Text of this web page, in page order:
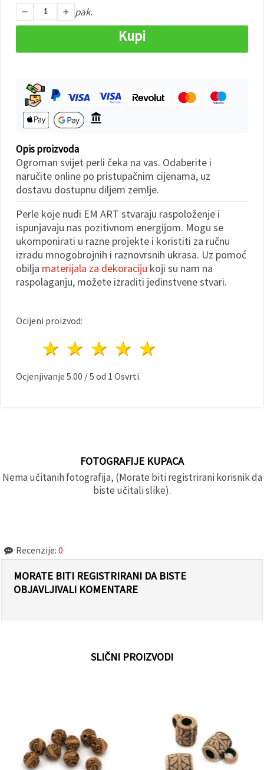
Prihvati
sve
pak.
Kupi
Opis proizvoda
Ogroman svijet perli čeka na vas. Odaberite i
naručite online po pristupačnim cijenama, uz
dostavu dostupnu diljem zemlje.
Perle koje nudi EM ART stvaraju raspoloženje i
ispunjavaju nas pozitivnom energijom. Mogu se
ukomponirati u razne projekte i koristiti za ručnu
izradu mnogobrojnih i raznovrsnih ukrasa. Uz pomoć
obilja materijala za dekoraciju koji su nam na
raspolaganju, možete izraditi jedinstvene stvari.
Ocijeni proizvod:
4 zvijezde
3 zvijezde
2 zvijezde
1 zvijezda
Ocjenjivanje 5.00 /5 od 1 Osvrti.
FOTOGRAFIJE KUPACA
Nema učitanih fotografija, (Morate biti registrirani korisnik da
biste učitali slike).
Recenzije: 0
MORATE BITI REGISTRIRANI DA BISTE
OBJAVLJIVALI KOMENTARE
SLIČNI PROIZVODI